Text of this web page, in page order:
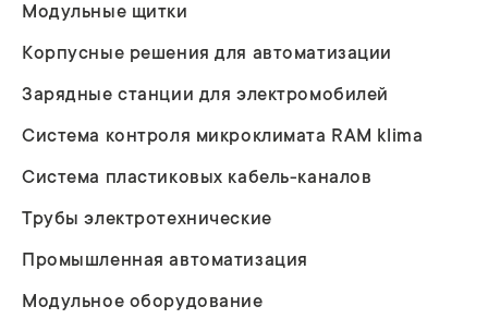
Модульные щитки
Корпусные решения для автоматизации
Зарядные станции для электромобилей
Система контроля микроклимата RAM klima
Система пластиковых кабель-каналов
Трубы электротехнические
Промышленная автоматизация
Модульное оборудование